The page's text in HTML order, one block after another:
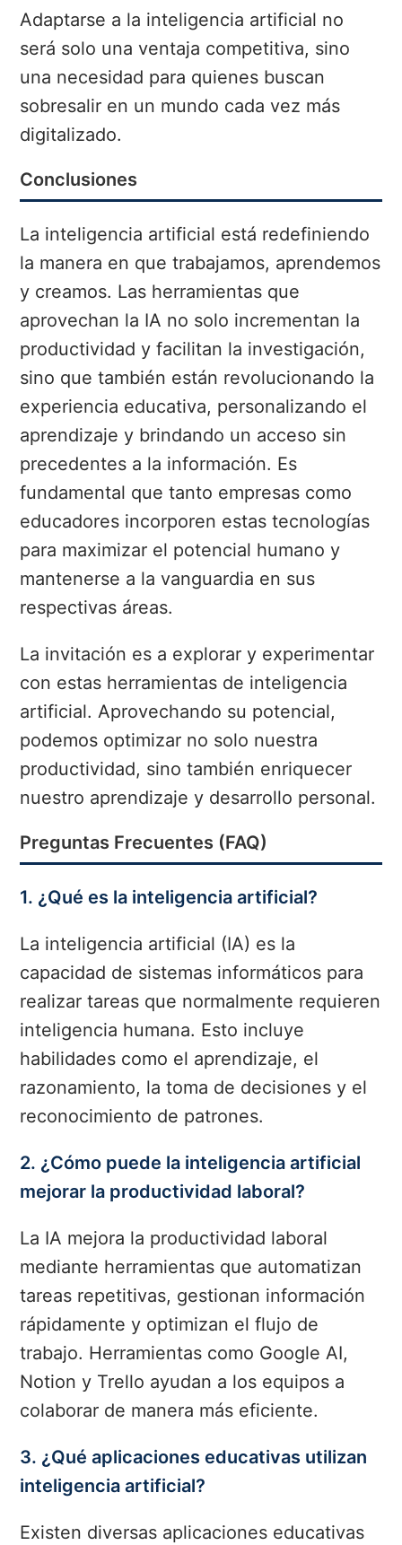
Adaptarse a la inteligencia artificial no
será solo una ventaja competitiva, sino
una necesidad para quienes buscan
sobresalir en un mundo cada vez más
digitalizado.
Conclusiones
La inteligencia artificial está redefiniendo
la manera en que trabajamos, aprendemos
y creamos. Las herramientas que
aprovechan la IA no solo incrementan la
productividad y facilitan la investigación,
sino que también están revolucionando la
experiencia educativa, personalizando el
aprendizaje y brindando un acceso sin
precedentes a la información. Es
fundamental que tanto empresas como
educadores incorporen estas tecnologías
para maximizar el potencial humano y
mantenerse a la vanguardia en sus
respectivas áreas.
La invitación es a explorar y experimentar
con estas herramientas de inteligencia
artificial. Aprovechando su potencial,
podemos optimizar no solo nuestra
productividad, sino también enriquecer
nuestro aprendizaje y desarrollo personal.
Preguntas Frecuentes (FAQ)
1. ¿Qué es la inteligencia artificial?
La inteligencia artificial (IA) es la
capacidad de sistemas informáticos para
realizar tareas que normalmente requieren
inteligencia humana. Esto incluye
habilidades como el aprendizaje, el
razonamiento, la toma de decisiones y el
reconocimiento de patrones.
2. ¿Cómo puede la inteligencia artificial
mejorar la productividad laboral?
La IA mejora la productividad laboral
mediante herramientas que automatizan
tareas repetitivas, gestionan información
rápidamente y optimizan el flujo de
trabajo. Herramientas como Google AI,
Notion y Trello ayudan a los equipos a
colaborar de manera más eficiente.
3. ¿Qué aplicaciones educativas utilizan
inteligencia artificial?
Existen diversas aplicaciones educativas